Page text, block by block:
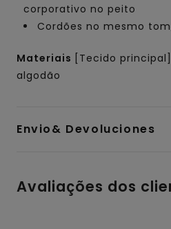
corporativo no peito
Cordões no mesmo
Materiais
[Tecido
algodão
Envio& Devoluciones
Avaliações dos